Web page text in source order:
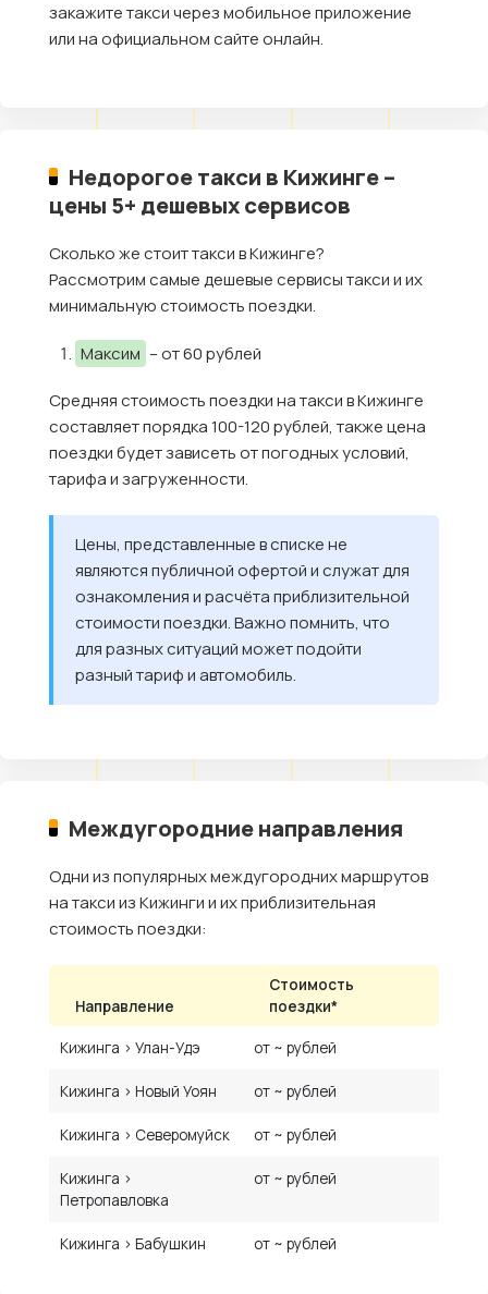
закажите такси через мобильное приложение
или на официальном сайте онлайн.
Недорогое такси в Кижинге –
цены 5+ дешевых сервисов
Сколько же стоит такси в Кижинге?
Рассмотрим самые дешевые сервисы такси и их
минимальную стоимость поездки.
Максим – от 60 рублей
Средняя стоимость поездки на такси в Кижинге
составляет порядка 100-120 рублей, также цена
поездки будет зависеть от погодных условий,
тарифа и загруженности.
Цены, представленные в списке не
являются публичной офертой и служат для
ознакомления и расчёта приблизительной
стоимости поездки. Важно помнить, что
для разных ситуаций может подойти
разный тариф и автомобиль.
Междугородние направления
Одни из популярных междугородних маршрутов
на такси из Кижинги и их приблизительная
стоимость поездки:
Направление
Стоимость
поездки*
Кижинга › Улан-Удэ от ~ рублей
Кижинга › Новый Уоян от ~ рублей
Кижинга › Северомуйск от ~ рублей
Кижинга ›
Петропавловка
от ~ рублей
Кижинга › Бабушкин от ~ рублей